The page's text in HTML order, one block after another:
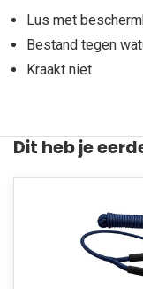
Lus met
Bestand tegen
Kraakt niet
Dit heb je